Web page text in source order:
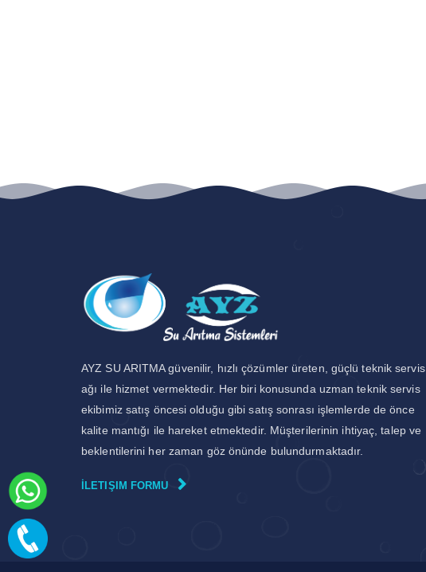
AYZ SU ARITMA güvenilir, hızlı çözümler üreten, güçlü teknik servis
ağı ile hizmet vermektedir. Her biri konusunda uzman teknik servis
ekibimiz satış öncesi olduğu gibi satış sonrası işlemlerde de önce
kalite mantığı ile hareket etmektedir. Müşterilerinin ihtiyaç, talep ve
beklentilerini her zaman göz önünde bulundurmaktadır.
İLETIŞIM FORMU